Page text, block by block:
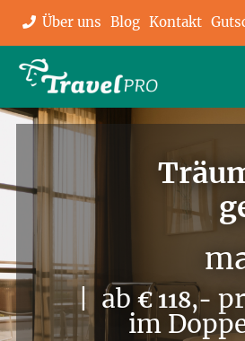
Über uns Blog Kontakt
| ab € 118,-
im